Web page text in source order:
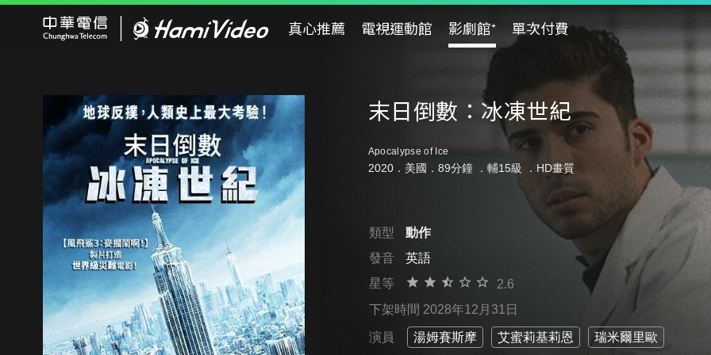
真心推薦 電視運動館 影劇館⁺ 單次付費
末日倒數：冰凍世紀
Apocalypse of Ice
2020．美國．89分鐘 ． 輔15級 ．HD畫質
類型
動作
發音
英語
星等
2.6
下架時間 2028年12月31日
演員 湯姆賽斯摩 艾蜜莉基莉恩 瑞米爾里歐